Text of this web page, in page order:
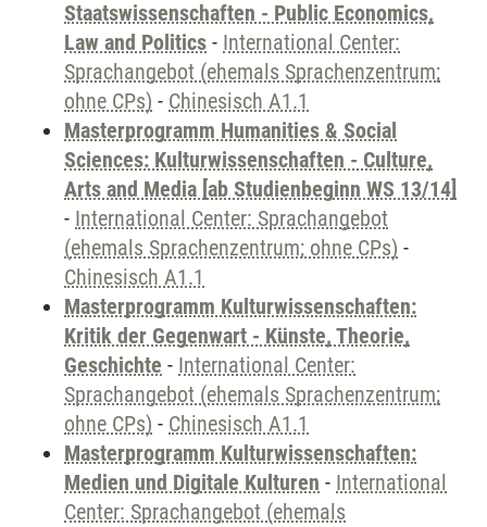
Staatswissenschaften - Public Economics,
Law and Politics - International Center:
Sprachangebot (ehemals Sprachenzentrum;
ohne CPs) - Chinesisch A1.1
Masterprogramm Humanities & Social
Sciences: Kulturwissenschaften - Culture,
Arts and Media [ab Studienbeginn WS 13/14]
- International Center: Sprachangebot
(ehemals Sprachenzentrum; ohne CPs) -
Chinesisch A1.1
Masterprogramm Kulturwissenschaften:
Kritik der Gegenwart - Künste, Theorie,
Geschichte - International Center:
Sprachangebot (ehemals Sprachenzentrum;
ohne CPs) - Chinesisch A1.1
Masterprogramm Kulturwissenschaften:
Medien und Digitale Kulturen - International
Center: Sprachangebot (ehemals